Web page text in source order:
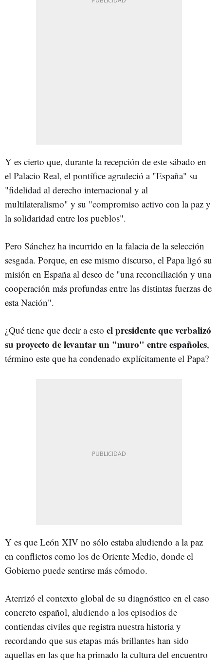
Y es cierto que, durante la recepción de este sábado en
el Palacio Real, el pontífice agradeció a "España" su
"fidelidad al derecho internacional y al
multilateralismo" y su "compromiso activo con la paz y
la solidaridad entre los pueblos".
Pero Sánchez ha incurrido en la falacia de la selección
sesgada. Porque, en ese mismo discurso, el Papa ligó su
misión en España al deseo de "una reconciliación y una
cooperación más profundas entre las distintas fuerzas de
esta Nación".
¿Qué tiene que decir a esto el presidente que verbalizó
su proyecto de levantar un "muro" entre españoles,
término este que ha condenado explícitamente el Papa?
Y es que León XIV no sólo estaba aludiendo a la paz
en conflictos como los de Oriente Medio, donde el
Gobierno puede sentirse más cómodo.
Aterrizó el contexto global de su diagnóstico en el caso
concreto español, aludiendo a los episodios de
contiendas civiles que registra nuestra historia y
recordando que sus etapas más brillantes han sido
aquellas en las que ha primado la cultura del encuentro